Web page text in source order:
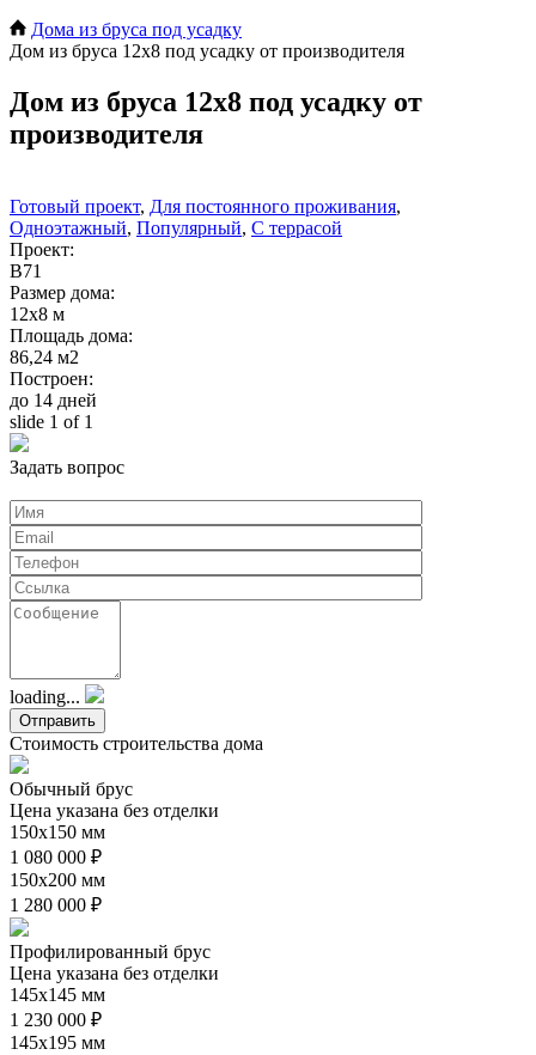
Дома из бруса под усадку
Дом из бруса 12х8 под усадку от производителя
Дом из бруса 12х8 под усадку от
производителя
Готовый проект, Для постоянного проживания,
Одноэтажный, Популярный, С террасой
Проект:
В71
Размер дома:
12х8 м
Площадь дома:
86,24 м2
Построен:
до 14 дней
slide 1 of 1
Задать вопрос
loading...
Стоимость строительства дома
Обычный брус
Цена указана без отделки
150х150 мм
1 080 000 ₽
150х200 мм
1 280 000 ₽
Профилированный брус
Цена указана без отделки
145х145 мм
1 230 000 ₽
145х195 мм